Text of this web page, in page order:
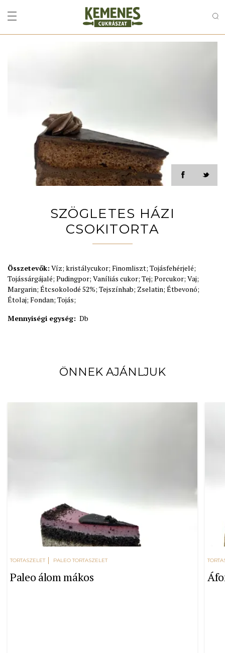
SZÖGLETES HÁZI
CSOKITORTA
Összetevők: Víz; kristálycukor; Finomliszt; Tojásfehérjelé;
Tojássárgájalé; Pudingpor; Vaníliás cukor; Tej; Porcukor; Vaj;
Margarin; Étcsokolodé 52%; Tejszínhab; Zselatin; Étbevonó;
Étolaj; Fondan; Tojás;
Mennyiségi egység: Db
ÖNNEK AJÁNLJUK
TORTASZELET PALEO TORTASZELET
Paleo álom mákos